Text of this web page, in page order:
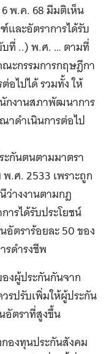
พ.ค. 68 มีมติเห็น
และอัตราการได้รับ
ที่ ..) พ.ศ. … ตามที่
ณะกรรมการกฤษฎีกา
อไปได้ รวมทั้ง ให้
นักงานสภาพัฒนาการ
าดำเนินการต่อไป
กันตนตามมาตรา
.ศ. 2533 เพราะถูก
ว่างงานตามกฎ
รได้รับประโยชน์
ตราร้อยละ 50 ของ
รดำรงชีพ
งผู้ประกันกันจาก
รปรับเพิ่มให้ผู้ประกัน
อัตราที่สูงขึ้น
องทุนประกันสังคม